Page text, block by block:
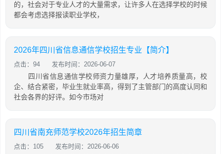
的，社会对于专业人才的大量需求，让许多人在选择学校的时候
都会考虑选择报读职业学校，
2026年四川省信息通信学校招生专业【简介】
点击：94 发布时间：2026-06-07
四川省信息通信学校师资力量雄厚，人才培养质量高，校
企、结合紧密，毕业生就业率高，得到了主管部门的高度认同和
社会各界的好评。如今市场对
四川省南充师范学校2026年招生简章
点击：105 发布时间：2026-06-06